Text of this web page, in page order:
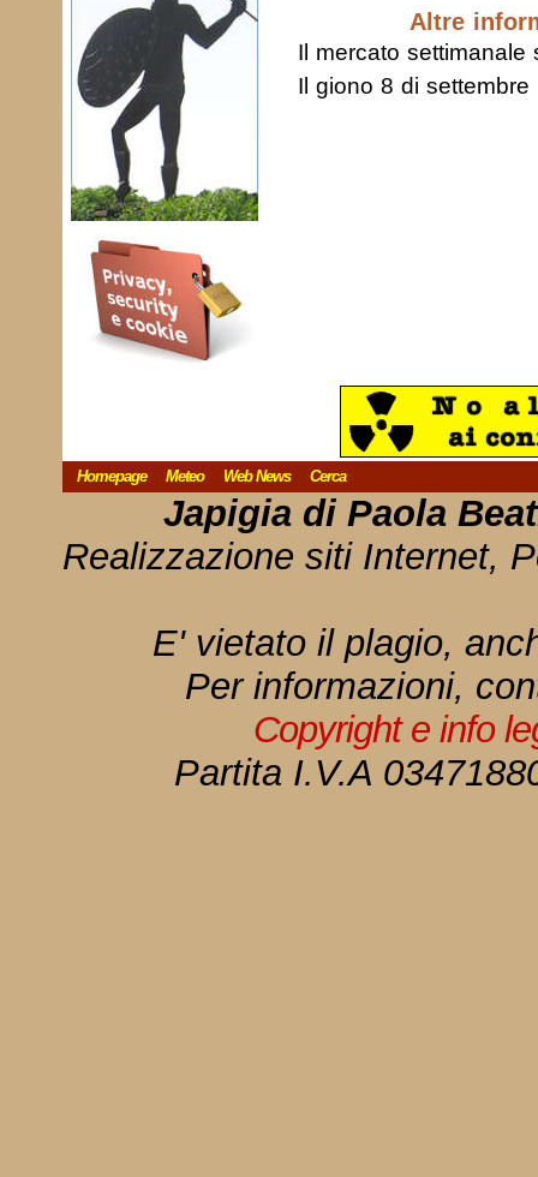
Altre
Il mercato
Il giono 8 di
Homepage Meteo Web News Cerca
Japigia di Paola
Realizzazione siti Internet,
E' vietato il plagio,
Per informazioni,
Copyright e info
Partita I.V.A